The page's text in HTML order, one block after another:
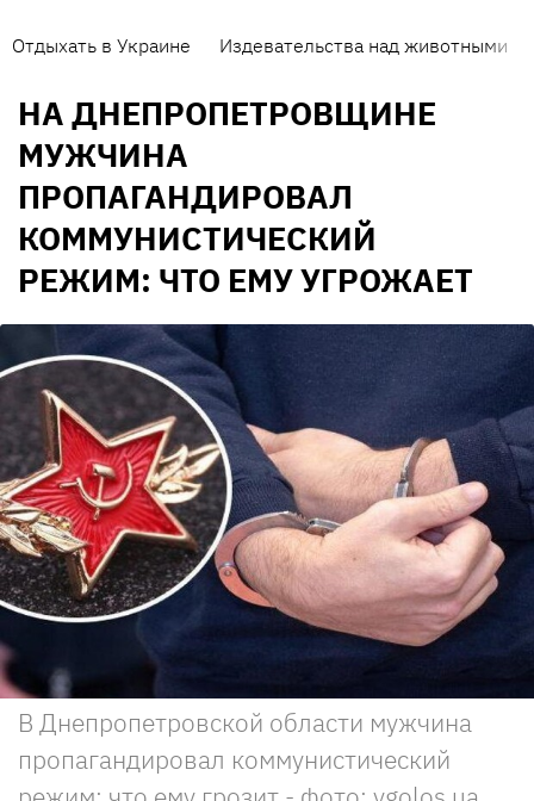
Отдыхать в Украине Издевательства над животными
НА ДНЕПРОПЕТРОВЩИНЕ
МУЖЧИНА
ПРОПАГАНДИРОВАЛ
КОММУНИСТИЧЕСКИЙ
РЕЖИМ: ЧТО ЕМУ УГРОЖАЕТ
В Днепропетровской области мужчина
пропагандировал коммунистический